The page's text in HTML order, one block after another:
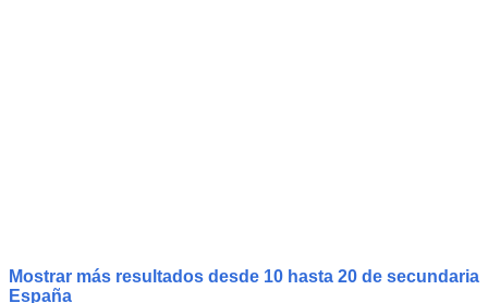
Mostrar más resultados desde 10 hasta 20 de secundaria
España